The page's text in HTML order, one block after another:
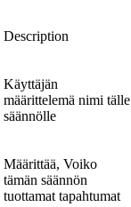
Description
Käyttäjän
määrittelemä nimi tälle
säännölle
Määrittää, Voiko
tämän säännön
tuottamat tapahtumat